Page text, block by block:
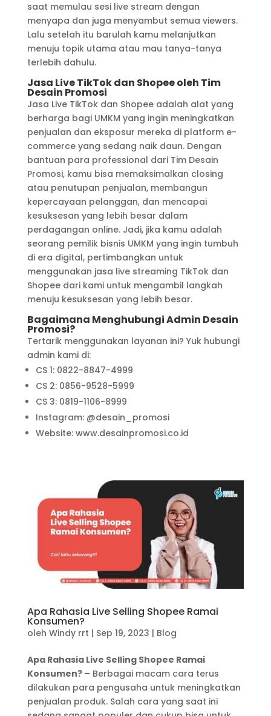
saat memulau sesi live stream dengan
menyapa dan juga menyambut semua viewers.
Lalu setelah itu barulah kamu melanjutkan
menuju topik utama atau mau tanya-tanya
terlebih dahulu.
Jasa Live TikTok dan Shopee oleh Tim
Desain Promosi
Jasa Live TikTok dan Shopee adalah alat yang
berharga bagi UMKM yang ingin meningkatkan
penjualan dan eksposur mereka di platform e-
commerce yang sedang naik daun. Dengan
bantuan para professional dari Tim Desain
Promosi, kamu bisa memaksimalkan closing
atau penutupan penjualan, membangun
kepercayaan pelanggan, dan mencapai
kesuksesan yang lebih besar dalam
perdagangan online. Jadi, jika kamu adalah
seorang pemilik bisnis UMKM yang ingin tumbuh
di era digital, pertimbangkan untuk
menggunakan jasa live streaming TikTok dan
Shopee dari kami untuk mengambil langkah
menuju kesuksesan yang lebih besar.
Bagaimana Menghubungi Admin Desain
Promosi?
Tertarik menggunakan layanan ini? Yuk hubungi
admin kami di:
CS 1: 0822-8847-4999
CS 2: 0856-9528-5999
CS 3: 0819-1106-8999
Instagram: @desain_promosi
Website: www.desainpromosi.co.id
Apa Rahasia Live Selling Shopee Ramai
Konsumen?
oleh Windy rrt | Sep 19, 2023 | Blog
Apa Rahasia Live Selling Shopee Ramai
Konsumen? – Berbagai macam cara terus
dilakukan para pengusaha untuk meningkatkan
penjualan produk. Salah cara yang saat ini